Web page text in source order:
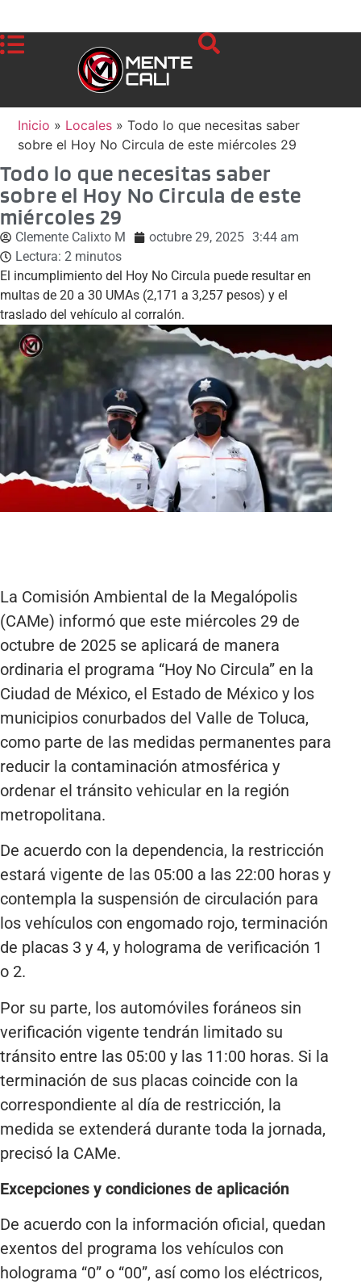
Inicio » Locales »Todo lo que necesitas saber
sobre el Hoy No Circula de este miércoles 29
Todo lo que necesitas saber
sobre el Hoy No Circula de este
miércoles 29
Clemente Calixto M octubre 29, 2025 3:44 am
Lectura: 2 minutos
El incumplimiento del Hoy No Circula puede resultar en
multas de 20 a 30 UMAs (2,171 a 3,257 pesos) y el
traslado del vehículo al corralón.
La Comisión Ambiental de la Megalópolis
(CAMe) informó que este miércoles 29 de
octubre de 2025 se aplicará de manera
ordinaria el programa “Hoy No Circula” en la
Ciudad de México, el Estado de México y los
municipios conurbados del Valle de Toluca,
como parte de las medidas permanentes para
reducir la contaminación atmosférica y
ordenar el tránsito vehicular en la región
metropolitana.
De acuerdo con la dependencia, la restricción
estará vigente de las 05:00 a las 22:00 horas y
contempla la suspensión de circulación para
los vehículos con engomado rojo, terminación
de placas 3 y 4, y holograma de verificación 1
o 2.
Por su parte, los automóviles foráneos sin
verificación vigente tendrán limitado su
tránsito entre las 05:00 y las 11:00 horas. Si la
terminación de sus placas coincide con la
correspondiente al día de restricción, la
medida se extenderá durante toda la jornada,
precisó la CAMe.
Excepciones y condiciones de aplicación
De acuerdo con la información oficial, quedan
exentos del programa los vehículos con
holograma “0” o “00”, así como los eléctricos,